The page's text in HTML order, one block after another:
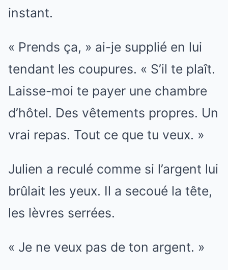
instant.
« Prends ça, » ai-je supplié en lui
tendant les coupures. « S’il te plaît.
Laisse-moi te payer une chambre
d’hôtel. Des vêtements propres. Un
vrai repas. Tout ce que tu veux. »
Julien a reculé comme si l’argent lui
brûlait les yeux. Il a secoué la tête,
les lèvres serrées.
« Je ne veux pas de ton argent. »